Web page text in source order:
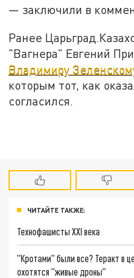
— заключили в
Ранее
"Вагнера" Евгений
Владимиру
которым тот, как
согласился.
ЧИТАЙТЕ ТАКЖЕ:
Технофашисты XXI века
"Кротами" были все? Теракт в
охотятся "живые дроны"